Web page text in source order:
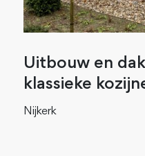
Uitbouw en
klassieke
Nijkerk